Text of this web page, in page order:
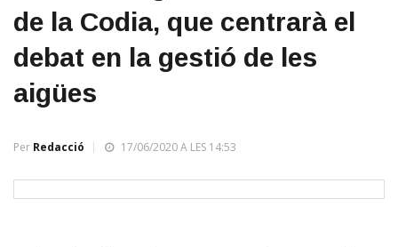
de la Codia, que centrarà el
debat en la gestió de les
aigües
Per Redacció 17/06/2020 A LES 14:53